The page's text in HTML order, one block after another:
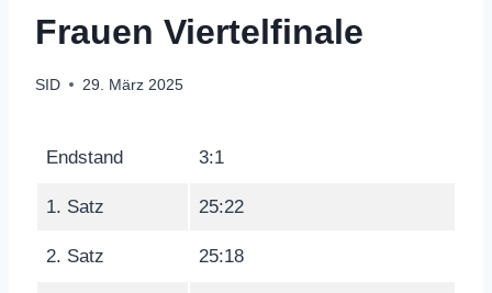
Frauen Viertelfinale
SID 29. März 2025
Endstand 3:1
1. Satz 25:22
2. Satz 25:18